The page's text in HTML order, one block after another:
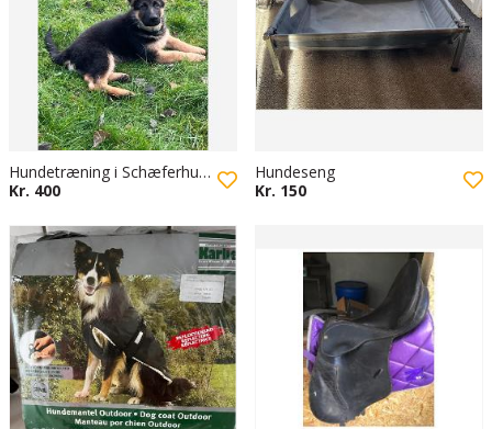
Hundetræning i Schæferhundeklubben
Kr. 400
Hundeseng
Kr. 150